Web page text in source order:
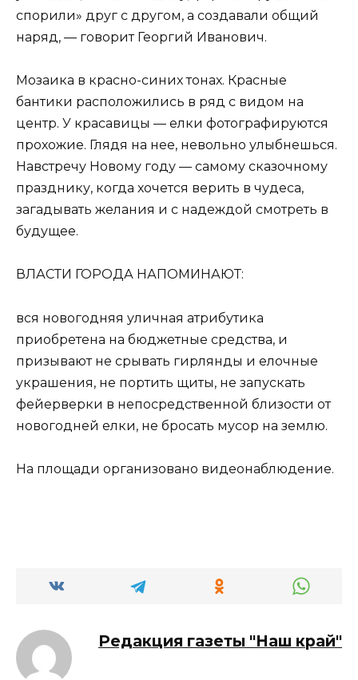
спорили» друг с другом, а создавали общий
наряд, — говорит Георгий Иванович.
Мозаика в красно-синих тонах. Красные
бантики расположились в ряд с видом на
центр. У красавицы — елки фотографируются
прохожие. Глядя на нее, невольно улыбнешься.
Навстречу Новому году — самому сказочному
празднику, когда хочется верить в чудеса,
загадывать желания и с надеждой смотреть в
будущее.
ВЛАСТИ ГОРОДА НАПОМИНАЮТ:
вся новогодняя уличная атрибутика
приобретена на бюджетные средства, и
призывают не срывать гирлянды и елочные
украшения, не портить щиты, не запускать
фейерверки в непосредственной близости от
новогодней елки, не бросать мусор на землю.
На площади организовано видеонаблюдение.
Редакция газеты "Наш край"